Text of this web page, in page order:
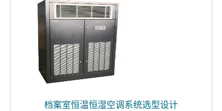
档案室恒温恒湿空调系统选型设计